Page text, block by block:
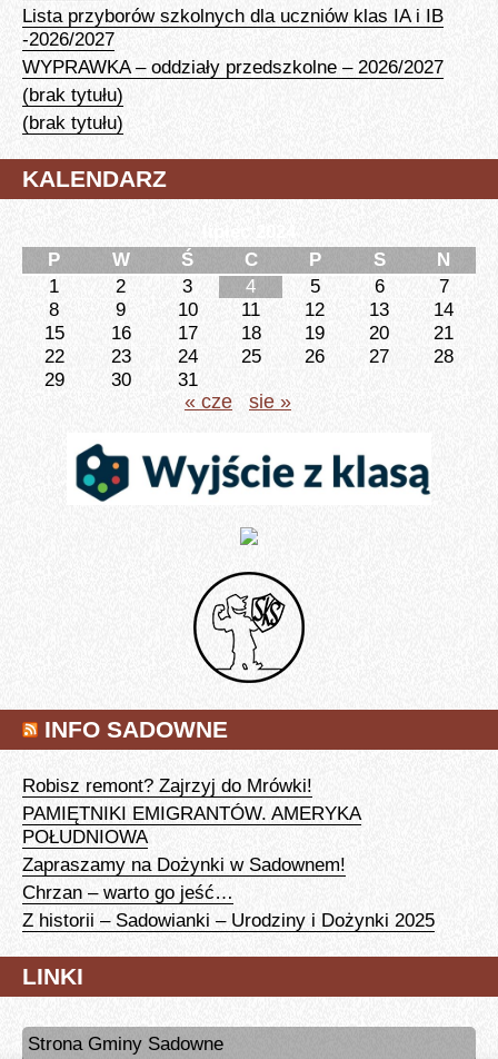
Lista przyborów szkolnych dla uczniów klas IA i IB
-2026/2027
WYPRAWKA – oddziały przedszkolne – 2026/2027
(brak tytułu)
(brak tytułu)
KALENDARZ
P
W Ś C P S
N
1
2 3 4 5 6
7
8
9 10 11 12 13
14
15
16 17 18 19 20
21
22
23 24 25 26 27
28
29
30 31
« cze sie »
INFO SADOWNE
Robisz remont? Zajrzyj do Mrówki!
PAMIĘTNIKI EMIGRANTÓW. AMERYKA
POŁUDNIOWA
Zapraszamy na Dożynki w Sadownem!
Chrzan – warto go jeść…
Z historii – Sadowianki – Urodziny i Dożynki 2025
LINKI
Strona Gminy Sadowne